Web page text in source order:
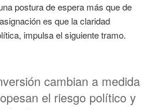
postura de espera más que de
es que la claridad
impulsa el siguiente tramo.
cambian a medida
el riesgo político y